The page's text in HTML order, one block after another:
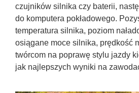
czujników silnika czy baterii,
do komputera pokładowego.
temperatura silnika, poziom
osiągane moce silnika, prędkość
twórcom na poprawę stylu jazdy
jak najlepszych wyniki na